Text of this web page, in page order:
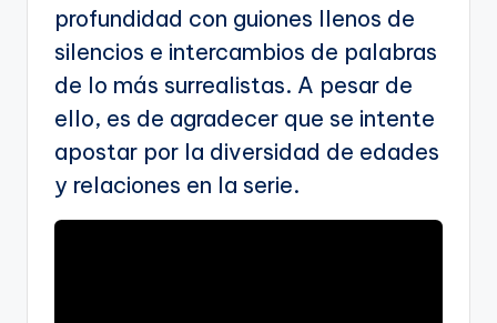
profundidad con guiones llenos de
silencios e intercambios de palabras
de lo más surrealistas. A pesar de
ello, es de agradecer que se intente
apostar por la diversidad de edades
y relaciones en la serie.